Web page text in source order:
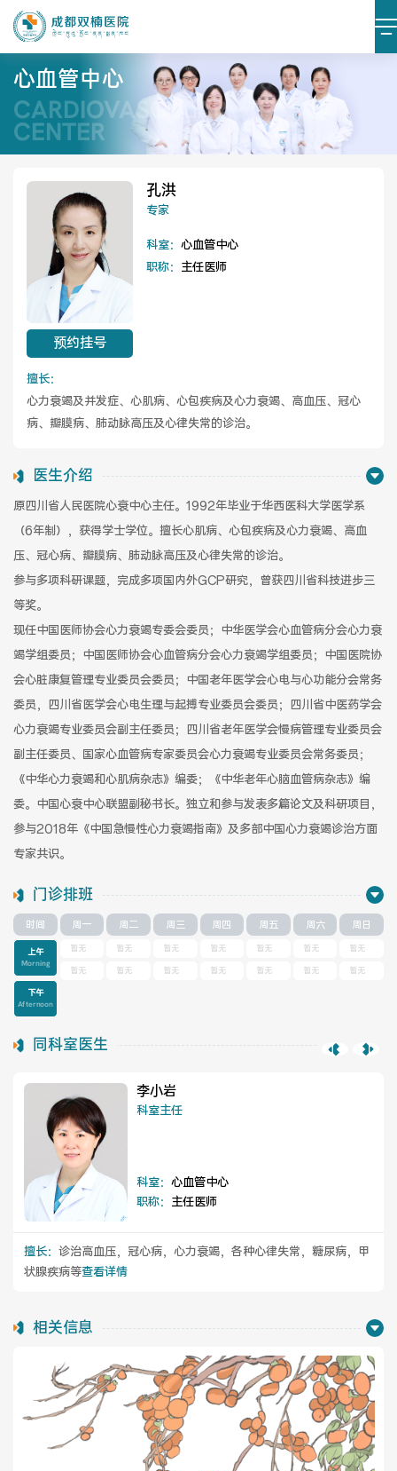
医院简介 医院文化
大事记
党建阵地
榜样力量
医技科室
专家团队
门诊就诊指南 特色诊疗
医院布局 医保服务
意见建议
公示公告
科研介绍
通知公告
医联体介绍
招聘职位
心血管中心
CARDIOVASCULAR
CENTER
预约挂号
孔洪
专家
科室： 心血管中心
职称： 主任医师
擅长：
心力衰竭及并发症、心肌病、心包疾病及心力衰竭、高血压、冠心
病、瓣膜病、肺动脉高压及心律失常的诊治。
医生介绍
原四川省人民医院心衰中心主任。1992年毕业于华西医科大学医学系
（6年制），获得学士学位。擅长心肌病、心包疾病及心力衰竭、高血
压、冠心病、瓣膜病、肺动脉高压及心律失常的诊治。
参与多项科研课题，完成多项国内外GCP研究，曾获四川省科技进步三
等奖。
现任中国医师协会心力衰竭专委会委员；中华医学会心血管病分会心力衰
竭学组委员；中国医师协会心血管病分会心力衰竭学组委员；中国医院协
会心脏康复管理专业委员会委员；中国老年医学会心电与心功能分会常务
委员，四川省医学会心电生理与起搏专业委员会委员；四川省中医药学会
心力衰竭专业委员会副主任委员；四川省老年医学会慢病管理专业委员会
副主任委员、国家心血管病专家委员会心力衰竭专业委员会常务委员；
《中华心力衰竭和心肌病杂志》编委；《中华老年心脑血管病杂志》编
委。中国心衰中心联盟副秘书长。独立和参与发表多篇论文及科研项目，
参与2018年《中国急慢性心力衰竭指南》及多部中国心力衰竭诊治方面
专家共识。
门诊排班
时间
上午
Morning
下午
Afternoon
周一
暂无
暂无
周二
暂无
暂无
周三
暂无
暂无
周四
暂无
暂无
周五
暂无
暂无
周六
暂无
暂无
周日
暂无
暂无
同科室医生
李小岩
科室主任
科室： 心血管中心
职称： 主任医师
擅长： 诊治高血压，冠心病，心力衰竭，各种心律失常，糖尿病，甲
状腺疾病等查看详情
相关信息